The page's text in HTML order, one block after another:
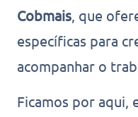
Cobmais, que
específicas para
acompanhar o
Ficamos por aqui,